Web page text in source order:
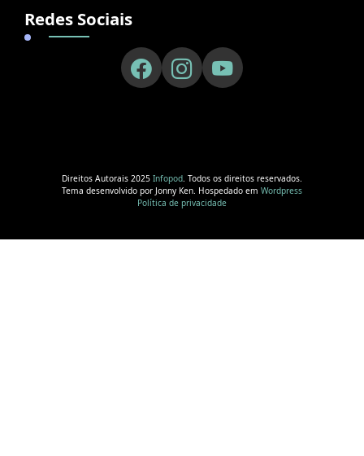
Redes Sociais
Direitos Autorais 2025 Infopod. Todos os direitos reservados.
Tema desenvolvido por Jonny Ken. Hospedado em Wordpress
Política de privacidade